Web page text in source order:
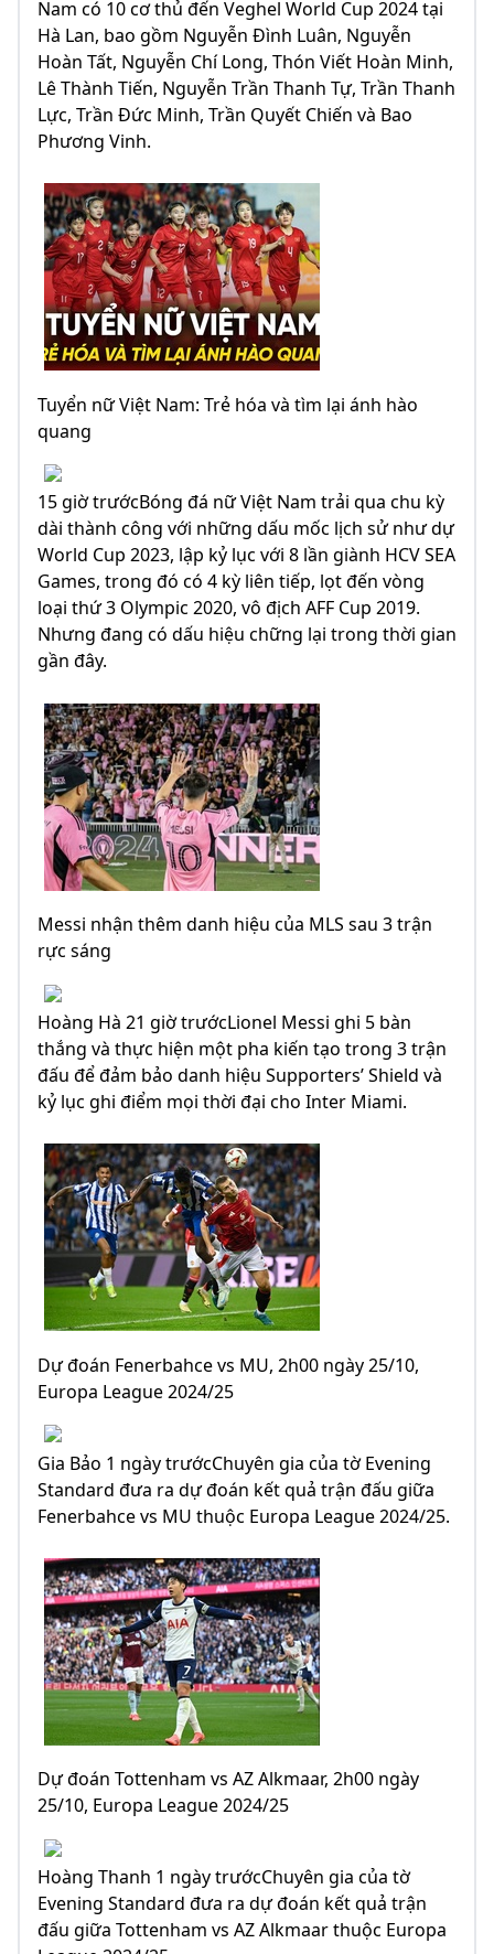
Nam có 10 cơ thủ đến Veghel World Cup 2024 tại
Hà Lan, bao gồm Nguyễn Đình Luân, Nguyễn
Hoàn Tất, Nguyễn Chí Long, Thón Viết Hoàn Minh,
Lê Thành Tiến, Nguyễn Trần Thanh Tự, Trần Thanh
Lực, Trần Đức Minh, Trần Quyết Chiến và Bao
Phương Vinh.
Tuyển nữ Việt Nam: Trẻ hóa và tìm lại ánh hào
quang
15 giờ trướcBóng đá nữ Việt Nam trải qua chu kỳ
dài thành công với những dấu mốc lịch sử như dự
World Cup 2023, lập kỷ lục với 8 lần giành HCV SEA
Games, trong đó có 4 kỳ liên tiếp, lọt đến vòng
loại thứ 3 Olympic 2020, vô địch AFF Cup 2019.
Nhưng đang có dấu hiệu chững lại trong thời gian
gần đây.
Messi nhận thêm danh hiệu của MLS sau 3 trận
rực sáng
Hoàng Hà 21 giờ trướcLionel Messi ghi 5 bàn
thắng và thực hiện một pha kiến ​​tạo trong 3 trận
đấu để đảm bảo danh hiệu Supporters’ Shield và
kỷ lục ghi điểm mọi thời đại cho Inter Miami.
Dự đoán Fenerbahce vs MU, 2h00 ngày 25/10,
Europa League 2024/25
Gia Bảo 1 ngày trướcChuyên gia của tờ Evening
Standard đưa ra dự đoán kết quả trận đấu giữa
Fenerbahce vs MU thuộc Europa League 2024/25.
Dự đoán Tottenham vs AZ Alkmaar, 2h00 ngày
25/10, Europa League 2024/25
Hoàng Thanh 1 ngày trướcChuyên gia của tờ
Evening Standard đưa ra dự đoán kết quả trận
đấu giữa Tottenham vs AZ Alkmaar thuộc Europa